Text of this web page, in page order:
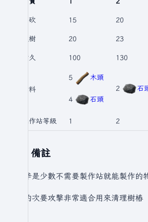
劈砍 15 20
砍樹 20 23
耐久 100 130
材料
5 木頭
4 石頭
2 石
工作站等級 1 2
備註
石斧是少數不需要製作站就能製作的
它的次要攻擊非常適合用來清理樹樁